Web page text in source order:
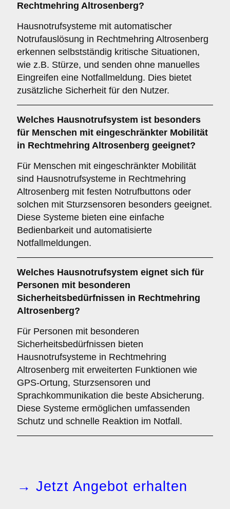
Rechtmehring Altrosenberg?
Hausnotrufsysteme mit automatischer
Notrufauslösung in Rechtmehring Altrosenberg
erkennen selbstständig kritische Situationen,
wie z.B. Stürze, und senden ohne manuelles
Eingreifen eine Notfallmeldung. Dies bietet
zusätzliche Sicherheit für den Nutzer.
Welches Hausnotrufsystem ist besonders
für Menschen mit eingeschränkter Mobilität
in Rechtmehring Altrosenberg geeignet?
Für Menschen mit eingeschränkter Mobilität
sind Hausnotrufsysteme in Rechtmehring
Altrosenberg mit festen Notrufbuttons oder
solchen mit Sturzsensoren besonders geeignet.
Diese Systeme bieten eine einfache
Bedienbarkeit und automatisierte
Notfallmeldungen.
Welches Hausnotrufsystem eignet sich für
Personen mit besonderen
Sicherheitsbedürfnissen in Rechtmehring
Altrosenberg?
Für Personen mit besonderen
Sicherheitsbedürfnissen bieten
Hausnotrufsysteme in Rechtmehring
Altrosenberg mit erweiterten Funktionen wie
GPS-Ortung, Sturzsensoren und
Sprachkommunikation die beste Absicherung.
Diese Systeme ermöglichen umfassenden
Schutz und schnelle Reaktion im Notfall.
→ Jetzt Angebot erhalten